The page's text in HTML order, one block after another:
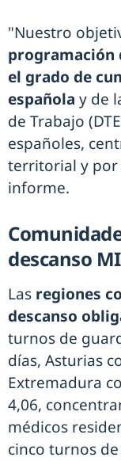
"Nuestro
programación
el grado de
española y de
de Trabajo
españoles,
territorial y por
informe.
descanso
Las regiones
descanso
turnos de
días, Asturias
Extremadura
4,06,
médicos
cinco turnos